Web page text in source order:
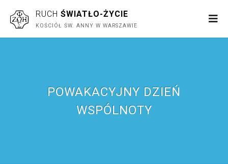
RUCH ŚWIATŁO-ŻYCIE
KOŚCIÓŁ ŚW. ANNY W WARSZAWIE
POWAKACYJNY DZIEŃ
WSPÓLNOTY